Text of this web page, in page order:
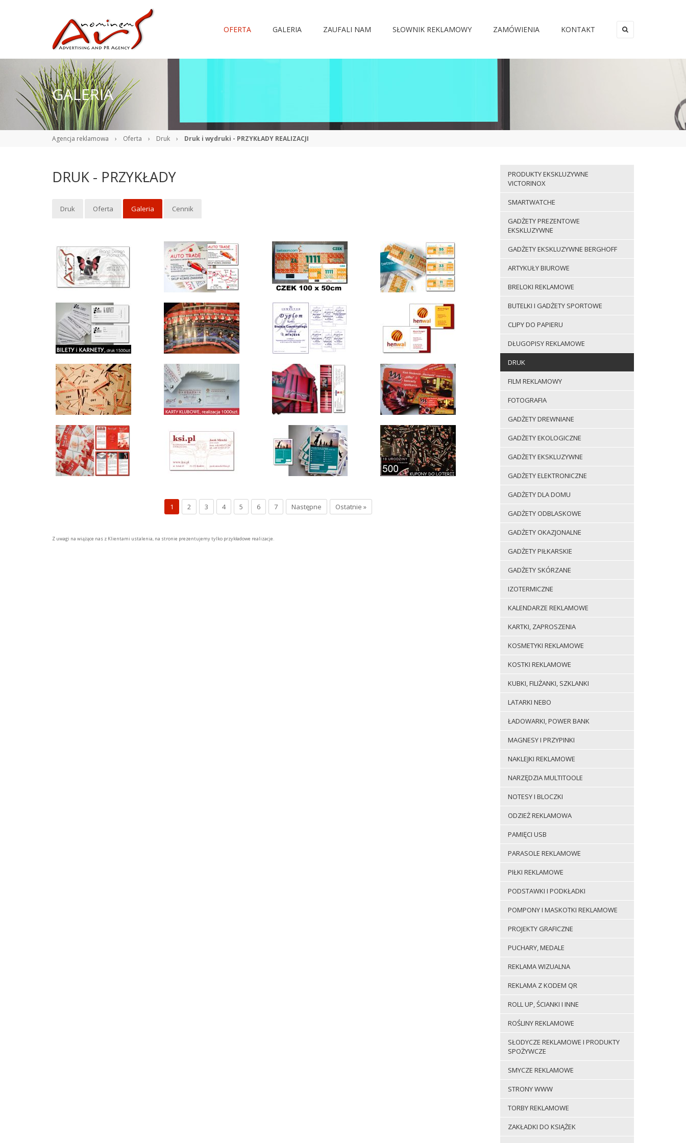
OFERTA GALERIA ZAUFALI NAM SŁOWNIK REKLAMOWY ZAMÓWIENIA KONTAKT
GALERIA
Agencja reklamowa › Oferta › Druk › Druk i wydruki - PRZYKŁADY REALIZACJI
DRUK - PRZYKŁADY
Druk Oferta Galeria Cennik
1 2 3 4 5 6 7 Następne Ostatnie »
Z uwagi na wiążące nas z Klientami ustalenia, na stronie prezentujemy tylko przykładowe realizacje.
PRODUKTY EKSKLUZYWNE
VICTORINOX
SMARTWATCHE
GADŻETY PREZENTOWE
EKSKLUZYWNE
GADŻETY EKSKLUZYWNE BERGHOFF
ARTYKUŁY BIUROWE
BRELOKI REKLAMOWE
BUTELKI I GADŻETY SPORTOWE
CLIPY DO PAPIERU
DŁUGOPISY REKLAMOWE
DRUK
FILM REKLAMOWY
FOTOGRAFIA
GADŻETY DREWNIANE
GADŻETY EKOLOGICZNE
GADŻETY EKSKLUZYWNE
GADŻETY ELEKTRONICZNE
GADŻETY DLA DOMU
GADŻETY ODBLASKOWE
GADŻETY OKAZJONALNE
GADŻETY PIŁKARSKIE
GADŻETY SKÓRZANE
IZOTERMICZNE
KALENDARZE REKLAMOWE
KARTKI, ZAPROSZENIA
KOSMETYKI REKLAMOWE
KOSTKI REKLAMOWE
KUBKI, FILIŻANKI, SZKLANKI
LATARKI NEBO
ŁADOWARKI, POWER BANK
MAGNESY I PRZYPINKI
NAKLEJKI REKLAMOWE
NARZĘDZIA MULTITOOLE
NOTESY I BLOCZKI
ODZIEŻ REKLAMOWA
PAMIĘCI USB
PARASOLE REKLAMOWE
PIŁKI REKLAMOWE
PODSTAWKI I PODKŁADKI
POMPONY I MASKOTKI REKLAMOWE
PROJEKTY GRAFICZNE
PUCHARY, MEDALE
REKLAMA WIZUALNA
REKLAMA Z KODEM QR
ROLL UP, ŚCIANKI I INNE
ROŚLINY REKLAMOWE
SŁODYCZE REKLAMOWE I PRODUKTY
SPOŻYWCZE
SMYCZE REKLAMOWE
STRONY WWW
TORBY REKLAMOWE
ZAKŁADKI DO KSIĄŻEK